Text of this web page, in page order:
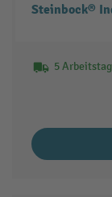
Steinbock®
5